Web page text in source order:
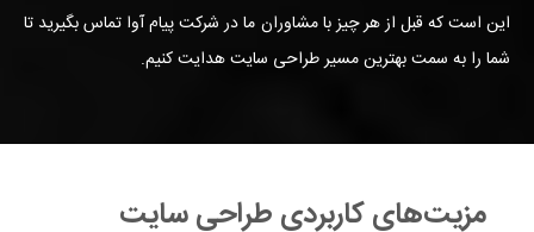
این است که قبل از هر چیز با مشاوران ما در شرکت پیام آوا تماس بگیرید تا
شما را به سمت بهترین مسیر طراحی سایت هدایت کنیم.
مزیت‌های کاربردی طراحی سایت